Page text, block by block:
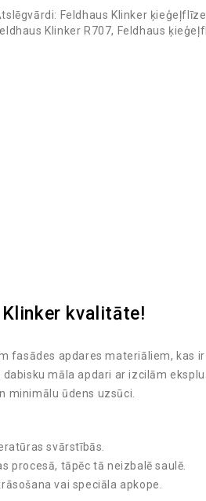
Feldhaus Klinker
Klinker R707, Feldhaus
kvalitāte!
fasādes apdares materiāliem, kas
māla apdari ar izcilām
minimālu ūdens uzsūci.
svārstībās.
procesā, tāpēc tā neizbalē saulē.
vai speciāla apkope.